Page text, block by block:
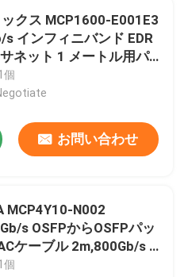
クス MCP1600-E001E3
s インフィニバンド EDR
ネット 1 メートル用パッ
ケーブル
個
お問い合わせ
MCP4Y10-N002
s OSFPからOSFPパッ
ケーブル 2m,800Gb/s ア
ト,インフィニバンド&イ
個